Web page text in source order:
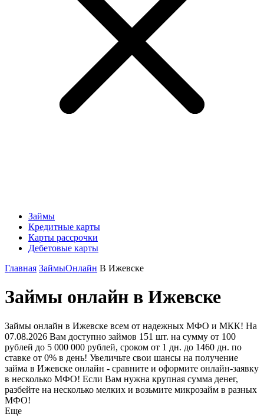
Займы
Кредитные карты
Карты рассрочки
Дебетовые карты
Главная ЗаймыОнлайн В Ижевске
Займы онлайн в Ижевске
Займы онлайн в Ижевске всем от надежных МФО и МКК! На
07.08.2026 Вам доступно займов 151 шт. на сумму от 100
рублей до 5 000 000 рублей, сроком от 1 дн. до 1460 дн. по
ставке от 0% в день! Увеличьте свои шансы на получение
займа в Ижевске онлайн - сравните и оформите онлайн-заявку
в несколько МФО! Если Вам нужна крупная сумма денег,
разбейте на несколько мелких и возьмите микрозайм в разных
МФО!
Еще